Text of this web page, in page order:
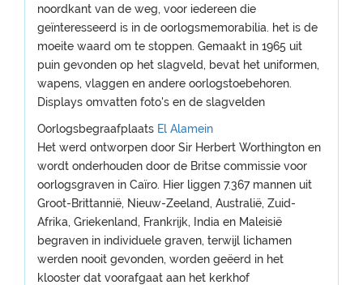
noordkant van de weg, voor iedereen die
geïnteresseerd is in de oorlogsmemorabilia. het is de
moeite waard om te stoppen. Gemaakt in 1965 uit
puin gevonden op het slagveld, bevat het uniformen,
wapens, vlaggen en andere oorlogstoebehoren.
Displays omvatten foto's en de slagvelden
Oorlogsbegraafplaats El Alamein
Het werd ontworpen door Sir Herbert Worthington en
wordt onderhouden door de Britse commissie voor
oorlogsgraven in Caïro. Hier liggen 7.367 mannen uit
Groot-Brittannië, Nieuw-Zeeland, Australië, Zuid-
Afrika, Griekenland, Frankrijk, India en Maleisië
begraven in individuele graven, terwijl lichamen
werden nooit gevonden, worden geëerd in het
klooster dat voorafgaat aan het kerkhof